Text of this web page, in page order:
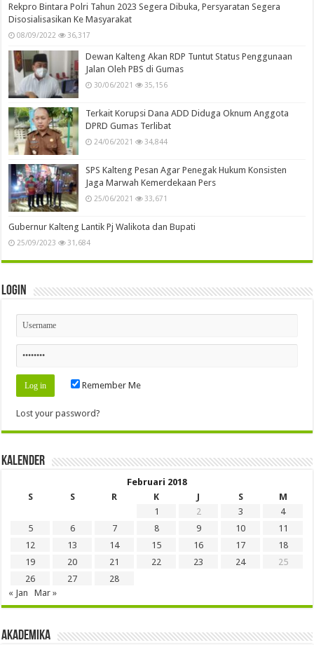
Rekpro Bintara Polri Tahun 2023 Segera Dibuka, Persyaratan Segera
Disosialisasikan Ke Masyarakat
08/09/2022 36,317
Dewan Kalteng Akan RDP Tuntut Status Penggunaan
Jalan Oleh PBS di Gumas
30/06/2021 35,156
Terkait Korupsi Dana ADD Diduga Oknum Anggota
DPRD Gumas Terlibat
24/06/2021 34,844
SPS Kalteng Pesan Agar Penegak Hukum Konsisten
Jaga Marwah Kemerdekaan Pers
25/06/2021 33,671
Gubernur Kalteng Lantik Pj Walikota dan Bupati
25/09/2023 31,684
Login
Remember Me
Lost your password?
Kalender
Februari 2018
S
S R K J S
M
1
2 3
4
5
6 7 8 9 10
11
12
13 14 15 16 17
18
19
20 21 22 23 24
25
26
27
28
« Jan
Mar »
Akademika